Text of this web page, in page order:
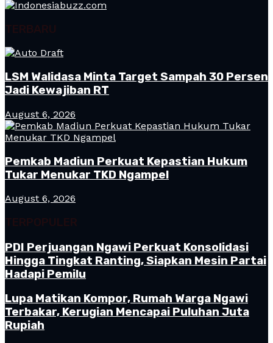
TERBARU
LSM Walidasa Minta Target Sampah 30 Persen
Jadi Kewajiban RT
August 6, 2026
Pemkab Madiun Perkuat Kepastian Hukum
Tukar Menukar TKD Ngampel
August 6, 2026
TERPOPULER
PDI Perjuangan Ngawi Perkuat Konsolidasi
Hingga Tingkat Ranting, Siapkan Mesin Partai
Hadapi Pemilu
Lupa Matikan Kompor, Rumah Warga Ngawi
Terbakar, Kerugian Mencapai Puluhan Juta
Rupiah